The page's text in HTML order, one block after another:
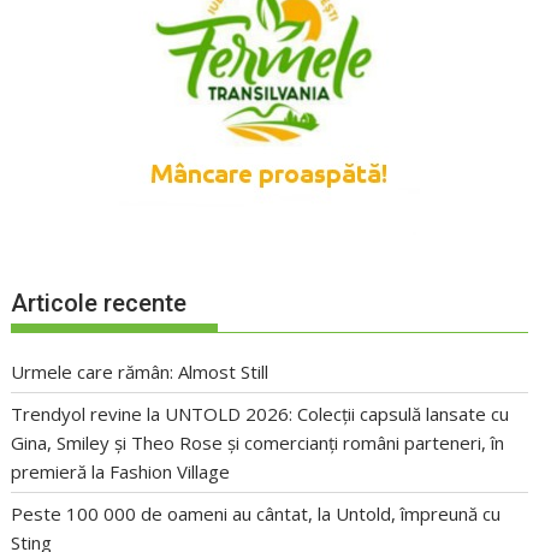
Articole recente
Urmele care rămân: Almost Still
Trendyol revine la UNTOLD 2026: Colecții capsulă lansate cu
Gina, Smiley și Theo Rose și comercianți români parteneri, în
premieră la Fashion Village
Peste 100 000 de oameni au cântat, la Untold, împreună cu
Sting